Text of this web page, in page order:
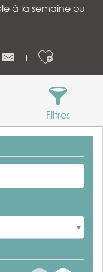
à la semaine ou
Filtres